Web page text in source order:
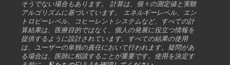
そうでない場合もあります。 計算は、個々の測定値と実験
アルゴリズムに基づいています。 エネルギーレベル、エン
トロピーレベル、コヒーレントシステムなど、すべての計
算結果は、医療目的ではなく、個人の発展に役立つ情報を
提供するように設計されています。すべての結果の使用
は、ユーザーの単独の責任において行われます。疑問があ
る場合は、医師に相談することが重要です。使用を決定す